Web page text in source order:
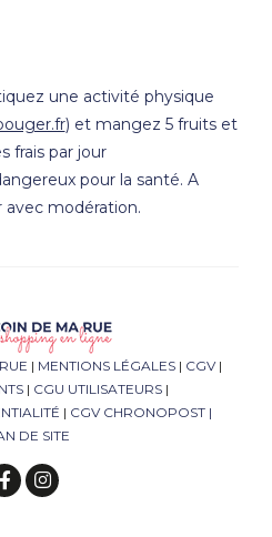
une activité physique
) et mangez 5 fruits et
frais par jour
pour la santé. A
modération.
| MENTIONS LÉGALES| CGV|
| CGU UTILISATEURS |
| CGV CHRONOPOST |
DE SITE